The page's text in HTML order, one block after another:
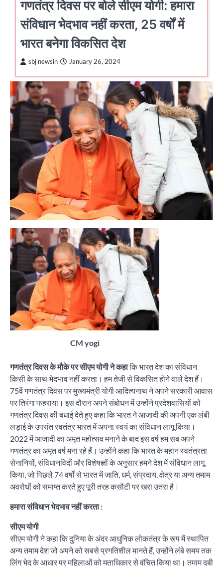
गणतंत्र दिवस पर बोले सीएम योगी: हमारा
संविधान भेदभाव नहीं करता, 25 वर्षों में
भारत बनेगा विकसित देश
sbj newsin January 26, 2024
CM yogi
गणतंत्र दिवस के मौके पर सीएम योगी ने कहाकि भारत देश का संविधान
किसी के साथ भेदभाव नहीं करता। हम तेजी से विकसित होने वाले देश हैं।
75वें गणतंत्र दिवस पर मुख्यमंत्री योगी आदित्यनाथ ने अपने सरकारी आवास
पर तिरंगा फहराया। इस दौरान अपने संबोधन में उन्होंने प्रदेशवासियों को
गणतंत्र दिवस की बधाई देते हुए कहा कि भारत ने आजादी की अपनी एक लंबी
लड़ाई के उपरांत स्वतंत्र भारत में अपना स्वयं का संविधान लागू किया।
2022 में आजादी का अमृत महोत्सव मनाने के बाद इस वर्ष हम सब अपने
गणतंत्र का अमृत वर्ष मना रहे हैं। उन्होंने कहा कि भारत के महान स्वतंत्रता
सेनानियों, संविधानविदों और विशेषज्ञों के अनुसार हमने देश में संविधान लागू
किया, जो पिछले 74 वर्षों से भारत में जाति, धर्म, संप्रदाय, क्षेत्र या अन्य तमाम
अवरोधों को समाप्त करते हुए पूरी तरह कसौटी पर खरा उतरा है।
हमारा संविधान भेदभाव नहीं करता :
सीएम योगी
सीएम योगी ने कहा कि दुनिया के अंदर आधुनिक लोकतंत्र के रूप में स्थापित
अन्य तमाम देश जो अपने को सबसे प्रगतिशील मानते हैं, उन्होंने लंबे समय तक
लिंग भेद के आधार पर महिलाओं को मताधिकार से वंचित किया था। तमाम दबी